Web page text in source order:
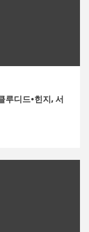
루디드·힌지, 서